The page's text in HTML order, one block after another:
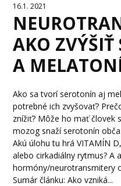
16.1. 2021
AKO ZVÝŠIŤ
A
Ako sa tvorí serotonín aj
potrebné ich zvyšovať?
znížiť? Môže ho mať človek
mozog snaží serotonín
Akú úlohu tu hrá VITAMÍN
alebo cirkadiálny rytmus? A
hormóny/neurotransmitery
Sumár článku: Ako vzniká...